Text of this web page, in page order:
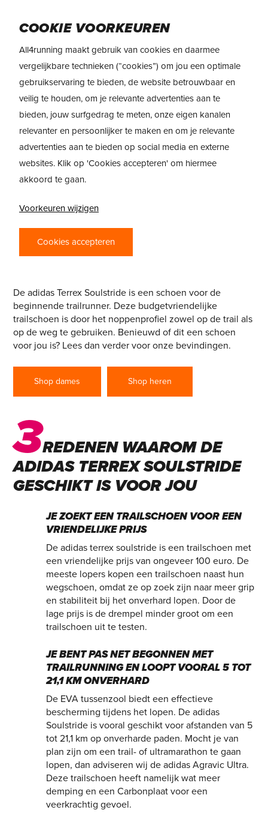
main
content
PRODUCTREVIEW
ADIDAS TERREX
De adidas Terrex Soulstride is een schoen voor de
beginnende trailrunner. Deze budgetvriendelijke
trailschoen is door het noppenprofiel zowel op de trail als
op de weg te gebruiken. Benieuwd of dit een schoen
voor jou is? Lees dan verder voor onze bevindingen.
Shop dames Shop heren
3REDENEN WAAROM DE
ADIDAS TERREX SOULSTRIDE
GESCHIKT IS VOOR JOU
JE ZOEKT EEN TRAILSCHOEN VOOR EEN
VRIENDELIJKE PRIJS
De adidas terrex soulstride is een trailschoen met
een vriendelijke prijs van ongeveer 100 euro. De
meeste lopers kopen een trailschoen naast hun
wegschoen, omdat ze op zoek zijn naar meer grip
en stabiliteit bij het onverhard lopen. Door de
lage prijs is de drempel minder groot om een
trailschoen uit te testen.
JE BENT PAS NET BEGONNEN MET
TRAILRUNNING EN LOOPT VOORAL 5 TOT
21,1 KM ONVERHARD
De EVA tussenzool biedt een effectieve
bescherming tijdens het lopen. De adidas
Soulstride is vooral geschikt voor afstanden van 5
tot 21,1 km op onverharde paden. Mocht je van
plan zijn om een trail- of ultramarathon te gaan
lopen, dan adviseren wij de adidas Agravic Ultra.
Deze trailschoen heeft namelijk wat meer
demping en een Carbonplaat voor een
veerkrachtig gevoel.
COOKIE VOORKEUREN
All4running maakt gebruik van cookies en daarmee
vergelijkbare technieken (“cookies”) om jou een optimale
gebruikservaring te bieden, de website betrouwbaar en
veilig te houden, om je relevante advertenties aan te
bieden, jouw surfgedrag te meten, onze eigen kanalen
relevanter en persoonlijker te maken en om je relevante
advertenties aan te bieden op social media en externe
websites. Klik op 'Cookies accepteren' om hiermee
akkoord te gaan.
Voorkeuren wijzigen
Cookies accepteren